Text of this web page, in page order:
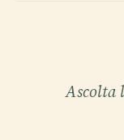
Ascolta